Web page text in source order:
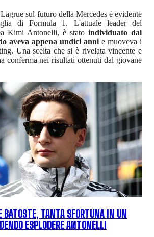
sul futuro della Mercedes è evidente
di Formula 1. L'attuale leader del
Kimi Antonelli, è stato individuato dal
aveva appena undici anni e muoveva i
Una scelta che si è rivelata vincente e
conferma nei risultati ottenuti dal giovane
BATOSTE, TANTA SFORTUNA IN UN
ESPLODERE ANTONELLI